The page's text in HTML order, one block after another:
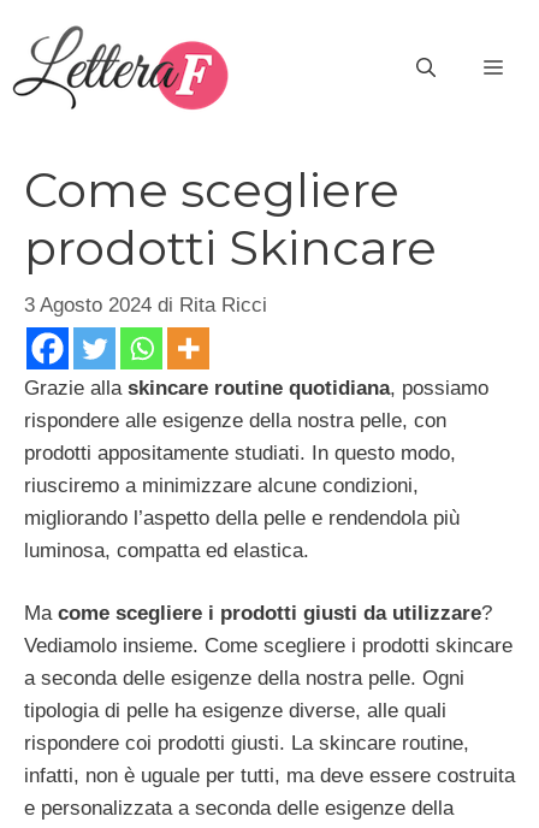
contenuto
Come scegliere
prodotti Skincare
3 Agosto 2024 di Rita Ricci
Grazie alla skincare routine quotidiana, possiamo
rispondere alle esigenze della nostra pelle, con
prodotti appositamente studiati. In questo modo,
riusciremo a minimizzare alcune condizioni,
migliorando l’aspetto della pelle e rendendola più
luminosa, compatta ed elastica.
Ma come scegliere i prodotti giusti da utilizzare?
Vediamolo insieme. Come scegliere i prodotti skincare
a seconda delle esigenze della nostra pelle. Ogni
tipologia di pelle ha esigenze diverse, alle quali
rispondere coi prodotti giusti. La skincare routine,
infatti, non è uguale per tutti, ma deve essere costruita
e personalizzata a seconda delle esigenze della